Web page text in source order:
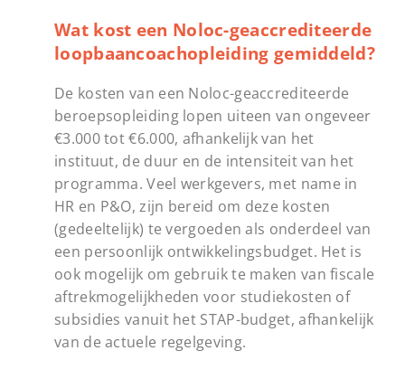
Wat kost een Noloc-geaccrediteerde
loopbaancoachopleiding gemiddeld?
De kosten van een Noloc-geaccrediteerde
beroepsopleiding lopen uiteen van ongeveer
€3.000 tot €6.000, afhankelijk van het
instituut, de duur en de intensiteit van het
programma. Veel werkgevers, met name in
HR en P&O, zijn bereid om deze kosten
(gedeeltelijk) te vergoeden als onderdeel van
een persoonlijk ontwikkelingsbudget. Het is
ook mogelijk om gebruik te maken van fiscale
aftrekmogelijkheden voor studiekosten of
subsidies vanuit het STAP-budget, afhankelijk
van de actuele regelgeving.